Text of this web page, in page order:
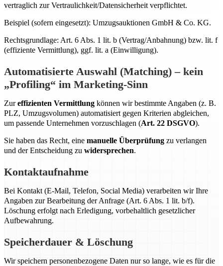
vertraglich zur Vertraulichkeit/Datensicherheit verpflichtet.
Beispiel (sofern eingesetzt): Umzugsauktionen GmbH & Co. KG.
Rechtsgrundlage: Art. 6 Abs. 1 lit. b (Vertrag/Anbahnung) bzw. lit. f
(effiziente Vermittlung), ggf. lit. a (Einwilligung).
Automatisierte Auswahl (Matching) – kein
„Profiling“ im Marketing-Sinn
Zureffizienten Vermittlung können wir bestimmte Angaben (z. B.
PLZ, Umzugsvolumen) automatisiert gegen Kriterien abgleichen,
um passende Unternehmen vorzuschlagen (Art. 22 DSGVO).
Sie haben das Recht, eine manuelle Überprüfung zu verlangen
und der Entscheidung zu widersprechen.
Kontaktaufnahme
Bei Kontakt (E-Mail, Telefon, Social Media) verarbeiten wir Ihre
Angaben zur Bearbeitung der Anfrage (Art. 6 Abs. 1 lit. b/f).
Löschung erfolgt nach Erledigung, vorbehaltlich gesetzlicher
Aufbewahrung.
Speicherdauer & Löschung
Wir speichern personenbezogene Daten nur so lange, wie es für die